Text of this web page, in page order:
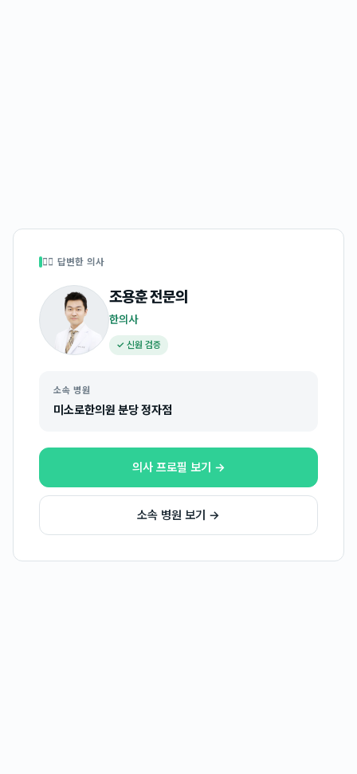
👩‍⚕️ 답변한 의사
조용훈전문의
한의사
✓ 신원 검증
소속 병원
미소로한의원 분당 정자점
의사 프로필 보기 →
소속 병원 보기 →